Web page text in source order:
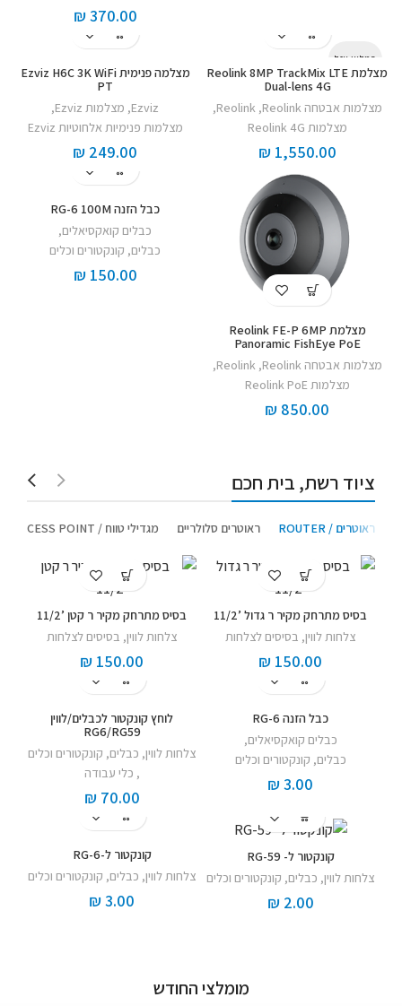
₪370.00
המלאי אזל
מצלמת Reolink 8MP TrackMix LTE
Dual-lens 4G
מצלמות אבטחה Reolink
,
Reolink
,
מצלמות Reolink 4G
₪1,550.00
מצלמה פנימית Ezviz H6C 3K WiFi
PT
Ezviz
, מצלמות Ezviz
,
מצלמות פנימיות אלחוטיות Ezviz
₪ 249.00
מצלמת Reolink FE-P 6MP
Panoramic FishEye PoE
מצלמות אבטחה Reolink
,
Reolink
,
מצלמות Reolink PoE
₪ 850.00
כבל הזנה RG-6 100M
כבלים קואקסיאלים,
כבלים, קונקטורים וכלים
₪150.00
ציוד רשת, בית חכם
ראוטרים / ROUTER ראוטרים סלולריים מגדילי טווח / ACCESS POINT
בסיס מתרחק מקיר ר גדול ’11/2
צלחות לווין, בסיסים לצלחות
₪ 150.00
בסיס מתרחק מקיר ר קטן ’11/2
צלחות לווין, בסיסים לצלחות
₪ 150.00
כבל הזנה RG-6
כבלים קואקסיאלים,
כבלים, קונקטורים וכלים
₪3.00
לוחץ קונקטור לכבלים/לווין
RG6/RG59
צלחות לווין, כבלים, קונקטורים וכלים
, כלי עבודה
₪70.00
קונקטור ל- RG-59
צלחות לווין, כבלים, קונקטורים וכלים
₪2.00
קונקטור ל-RG-6
צלחות לווין, כבלים, קונקטורים וכלים
₪3.00
מומלצי החודש